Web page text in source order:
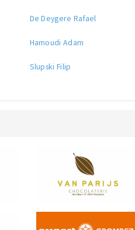
De Deygere Rafael
Hamoudi Adam
Slupski Filip